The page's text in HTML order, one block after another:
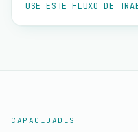
USE ESTE FLUXO DE
CAPACIDADES